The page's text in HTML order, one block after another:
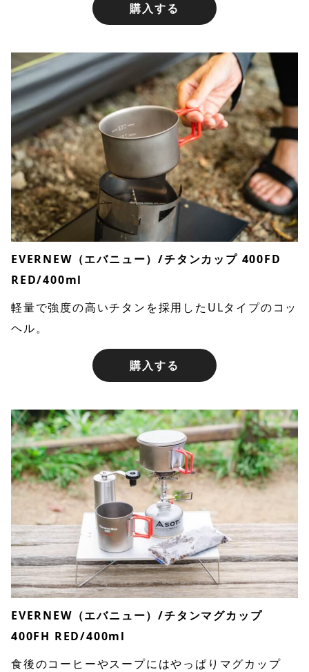
購入する
EVERNEW（エバニュー）/チタンカップ 400FD
RED/400ml
軽量で強度の高いチタンを採用したULタイプのコッ
ヘル。
購入する
EVERNEW（エバニュー）/チタンマグカップ
400FH RED/400ml
食後のコーヒーやスープにはやっぱりマグカップ